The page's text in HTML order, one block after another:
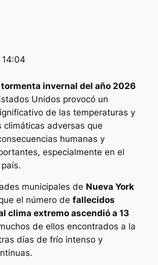
invernal del año 2026
Unidos provocó un
de las temperaturas y
climáticas adversas que
humanas y
especialmente en el
municipales de Nueva York
el número de fallecidos
clima extremo ascendió a 13
de ellos encontrados a la
días de frío intenso y